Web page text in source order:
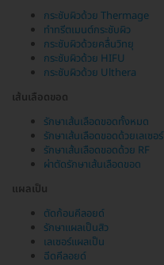
กระชับผิวด้วย Thermage
ทำทรีตเมนต์กระชับผิว
กระชับผิวด้วยคลื่นวิทยุ
กระชับผิวด้วย HIFU
กระชับผิวด้วย Ulthera
เส้นเลือดขอด
รักษาเส้นเลือดขอดทั้งหมด
รักษาเส้นเลือดขอดด้วยเลเซอร์
รักษาเส้นเลือดขอดด้วย RF
ผ่าตัดรักษาเส้นเลือดขอด
แผลเป็น
ตัดก้อนคีลอยด์
รักษาแผลเป็นสิว
เลเซอร์แผลเป็น
ฉีดคีลอยด์